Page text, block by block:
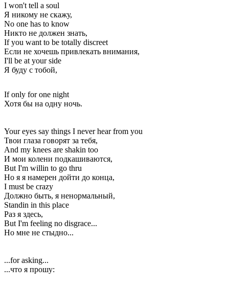
I won't tell a soul
Я никому не скажу,
No one has to know
Никто не должен знать,
If you want to be totally discreet
Если не хочешь привлекать внимания,
I'll be at your side
Я буду с тобой,
If only for one night
Хотя бы на одну ночь.
Your eyes say things I never hear from you
Твои глаза говорят за тебя,
And my knees are shakin too
И мои колени подкашиваются,
But I'm willin to go thru
Но я я намерен дойти до конца,
I must be crazy
Должно быть, я ненормальный,
Standin in this place
Раз я здесь,
But I'm feeling no disgrace...
Но мне не стыдно...
...for asking...
...что я прошу: